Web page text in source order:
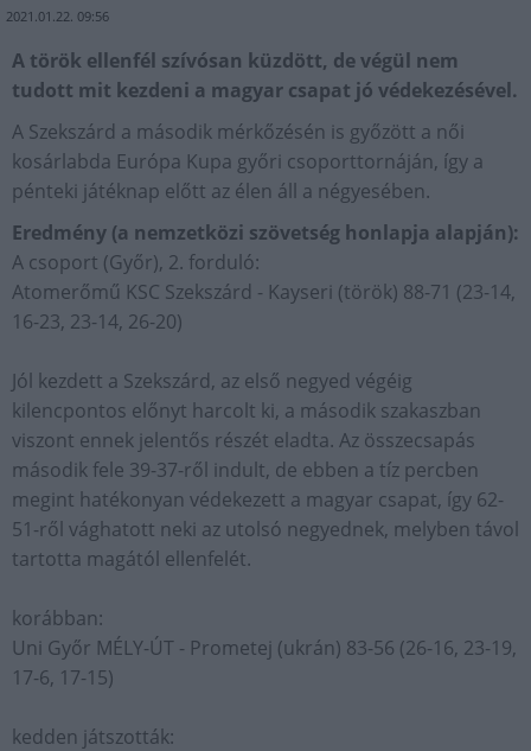
2021.01.22. 09:56
A török ellenfél szívósan küzdött, de végül nem
tudott mit kezdeni a magyar csapat jó védekezésével.
A Szekszárd a második mérkőzésén is győzött a női
kosárlabda Európa Kupa győri csoporttornáján, így a
pénteki játéknap előtt az élen áll a négyesében.
Eredmény (a nemzetközi szövetség honlapja alapján):
A csoport (Győr), 2. forduló:
Atomerőmű KSC Szekszárd - Kayseri (török) 88-71 (23-14,
16-23, 23-14, 26-20)
Jól kezdett a Szekszárd, az első negyed végéig
kilencpontos előnyt harcolt ki, a második szakaszban
viszont ennek jelentős részét eladta. Az összecsapás
második fele 39-37-ről indult, de ebben a tíz percben
megint hatékonyan védekezett a magyar csapat, így 62-
51-ről vághatott neki az utolsó negyednek, melyben távol
tartotta magától ellenfelét.
korábban:
Uni Győr MÉLY-ÚT - Prometej (ukrán) 83-56 (26-16, 23-19,
17-6, 17-15)
kedden játszották: